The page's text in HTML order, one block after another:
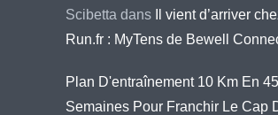
Scibetta dans
Il vient d’arriver
Run.fr : MyTens de Bewell
Plan D'entraînement 10 Km En
Semaines Pour Franchir Le Cap